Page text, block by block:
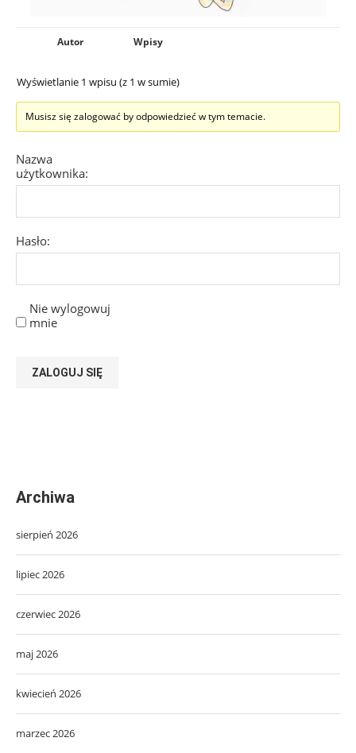
Autor Wpisy
Wyświetlanie 1 wpisu (z 1 w sumie)
Musisz się zalogować by odpowiedzieć w tym temacie.
Nazwa
użytkownika:
Hasło:
Nie wylogowuj
mnie
ZALOGUJ SIĘ
Archiwa
sierpień 2026
lipiec 2026
czerwiec 2026
maj 2026
kwiecień 2026
marzec 2026